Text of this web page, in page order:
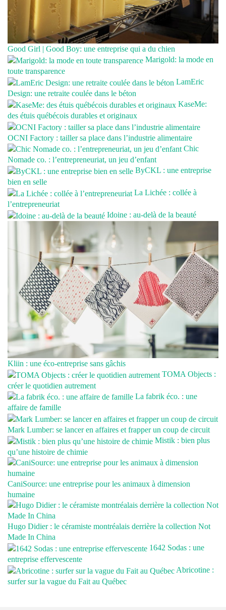
Good Girl | Good Boy: une entreprise qui a du chien
Marigold: la mode en
toute transparence
LamEric
Design: une retraite coulée dans le béton
KaseMe:
des étuis québécois durables et originaux
OCNI Factory : tailler sa place dans l’industrie alimentaire
Chic
Nomade co. : l’entrepreneuriat, un jeu d’enfant
ByCKL : une entreprise
bien en selle
La Lichée : collée à
l’entrepreneuriat
Idoine : au-delà de la beauté
Kliin : une éco-entreprise sans gâchis
TOMA Objects :
créer le quotidien autrement
La fabrik éco. : une
affaire de famille
Mark Lumber: se lancer en affaires et frapper un coup de circuit
Mistik : bien plus
qu’une histoire de chimie
CaniSource: une entreprise pour les animaux à dimension
humaine
Hugo Didier : le céramiste montréalais derrière la collection Not
Made In China
1642 Sodas : une
entreprise effervescente
Abricotine :
surfer sur la vague du Fait au Québec